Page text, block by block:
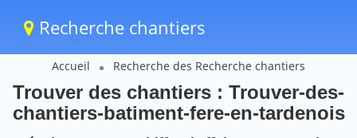
Recherche chantiers
Accueil Recherche des Recherche chantiers
Trouver des chantiers : Trouver-des-
chantiers-batiment-fere-en-tardenois